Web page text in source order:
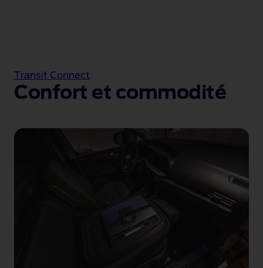
Transit Connect
Confort et commodité